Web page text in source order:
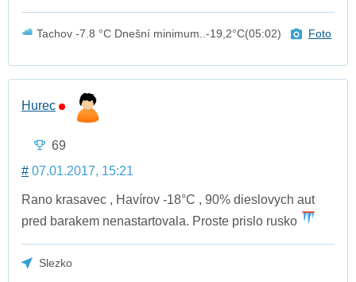
Tachov -7.8 °C Dnešní minimum..-19,2°C(05:02) Foto
Hurec
69
# 07.01.2017, 15:21
Rano krasavec , Havírov -18°C , 90% dieslovych aut
pred barakem nenastartovala. Proste prislo rusko
Slezko